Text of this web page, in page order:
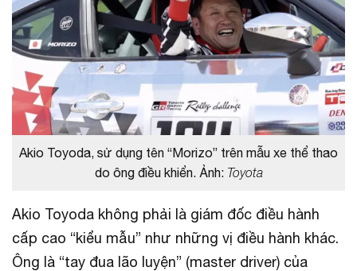
Akio Toyoda, sử dụng tên “Morizo” trên mẫu xe thể thao
do ông điều khiển. Ảnh: Toyota
Akio Toyoda không phải là giám đốc điều hành
cấp cao “kiểu mẫu” như những vị điều hành khác.
Ông là “tay đua lão luyện” (master driver) của